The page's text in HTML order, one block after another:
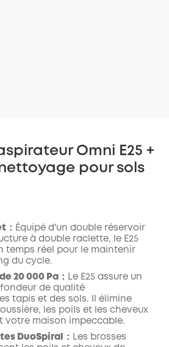
Omni E25 +
pour sols
：Équipé d'un double réservoir
à double raclette, le E25
temps réel pour le maintenir
du cycle.
20 000 Pa ：Le E25 assure un
de qualité
tapis et des sols. Il élimine
les poils et les cheveux
votre maison impeccable.
DuoSpiral
：Les brosses